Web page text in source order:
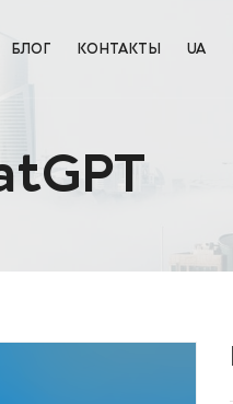
БЛОГ КОНТАКТЫ UA